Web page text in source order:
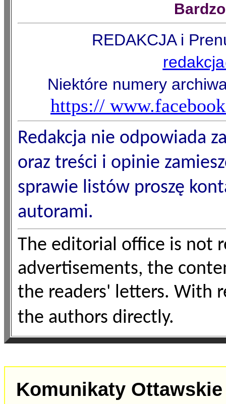
REDAKCJA i
Niektóre numery
https://
Redakcja nie odpowiada
oraz treści i opinie
sprawie listów proszę
autorami.
The editorial office is not
advertisements, the
the readers' letters. With
the authors directly.
Komunikaty